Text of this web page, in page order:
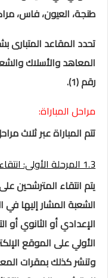
طنجة، العيون، فاس،
المعاهد والأسلاك
رقم (1).
مراحل المباراة:
تتم المباراة عبر ثلاث
1.3 المرحلة الأولى: انتقاء المترشحين
يتم انتقاء
الشعبة المشار إليها في
الإعدادي أو الثانوي أو
وتنشر كذلك بمقرات